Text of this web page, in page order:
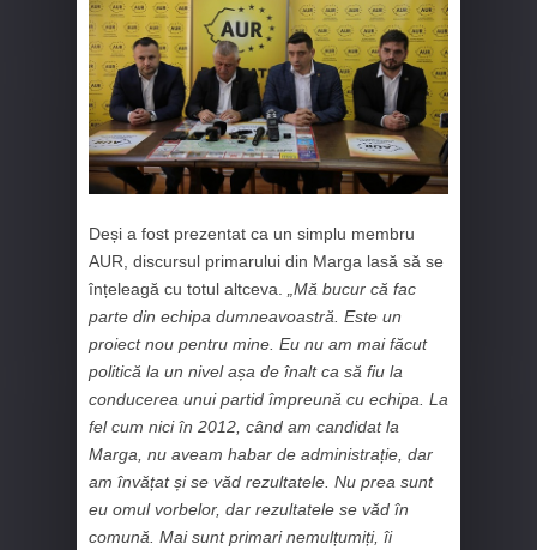
Deși a fost prezentat ca un simplu membru
AUR, discursul primarului din Marga lasă să se
înțeleagă cu totul altceva.
„Mă bucur că fac
parte din echipa dumneavoastră. Este un
proiect nou pentru mine. Eu nu am mai făcut
politică la un nivel așa de înalt ca să fiu la
conducerea unui partid împreună cu echipa. La
fel cum nici în 2012, când am candidat la
Marga, nu aveam habar de administrație, dar
am învățat și se văd rezultatele. Nu prea sunt
eu omul vorbelor, dar rezultatele se văd în
comună. Mai sunt primari nemulțumiți, îi